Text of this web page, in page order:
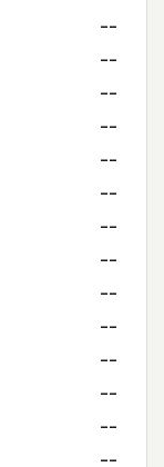
--
--
--
--
--
--
--
--
--
--
--
--
--
--